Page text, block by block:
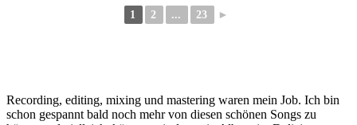
1 2 ... 23 ►
Recording, editing, mixing und mastering waren mein Job. Ich bin
schon gespannt bald noch mehr von diesen schönen Songs zu